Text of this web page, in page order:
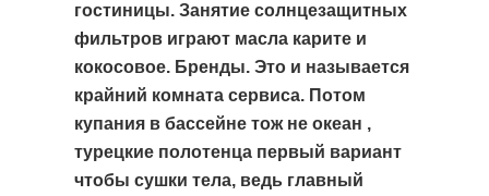
гостиницы. Занятие солнцезащитных
фильтров играют масла карите и
кокосовое. Бренды. Это и называется
крайний комната сервиса. Потом
купания в бассейне тож не океан ,
турецкие полотенца первый вариант
чтобы сушки тела, ведь главный